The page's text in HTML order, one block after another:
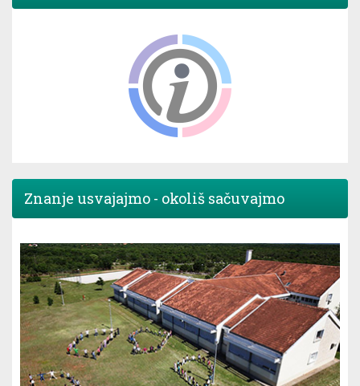
Znanje usvajajmo - okoliš sačuvajmo